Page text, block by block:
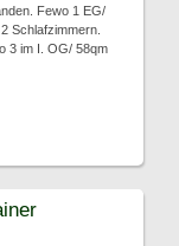
Fewo 1 EG/
Schlafzimmern.
3 im I. OG/ 58qm